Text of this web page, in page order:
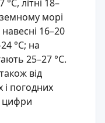
літні 18–
морі
16–20
°C; на
25–27 °C.
від
і погодних
цифри